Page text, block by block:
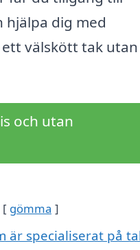
hjälpa dig med
välskött tak utan
och utan
gömma
är specialiserat på